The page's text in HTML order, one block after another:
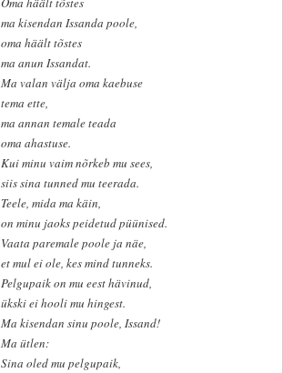
ma kisendan Issanda poole,
oma häält tõstes
ma anun Issandat.
Ma valan välja oma kaebuse
tema ette,
ma annan temale teada
oma ahastuse.
Kui minu vaim nõrkeb mu sees,
siis sina tunned mu teerada.
Teele, mida ma käin,
on minu jaoks peidetud püünised.
Vaata paremale poole ja näe,
et mul ei ole, kes mind tunneks.
Pelgupaik on mu eest hävinud,
ükski ei hooli mu hingest.
Ma kisendan sinu poole, Issand!
Ma ütlen:
Sina oled mu pelgupaik,